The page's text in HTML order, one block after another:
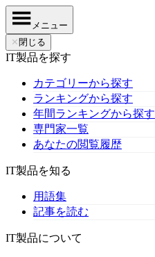
メニュー
✕ 閉じる
IT製品を探す
カテゴリーから探す
ランキングから探す
年間ランキングから探す
専門家一覧
あなたの閲覧履歴
IT製品を知る
用語集
記事を読む
IT製品について